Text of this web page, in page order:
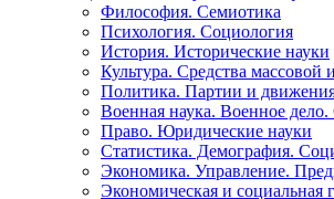
Философия. Семиотика
Психология. Социология
История. Исторические науки
Культура. Средства массовой
Политика. Партии и
Военная наука. Военное
Право. Юридические науки
Статистика. Демография.
Экономика. Управление.
Экономическая и социальная